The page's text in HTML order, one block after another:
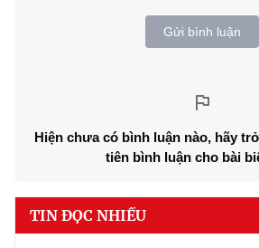
Gửi bình luận
Hiện chưa có bình luận nào, hãy
tiên bình luận cho bài
TIN ĐỌC NHIỀU